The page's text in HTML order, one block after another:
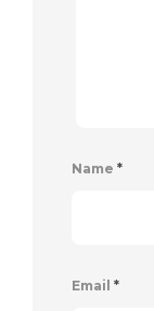
Name *
Email *